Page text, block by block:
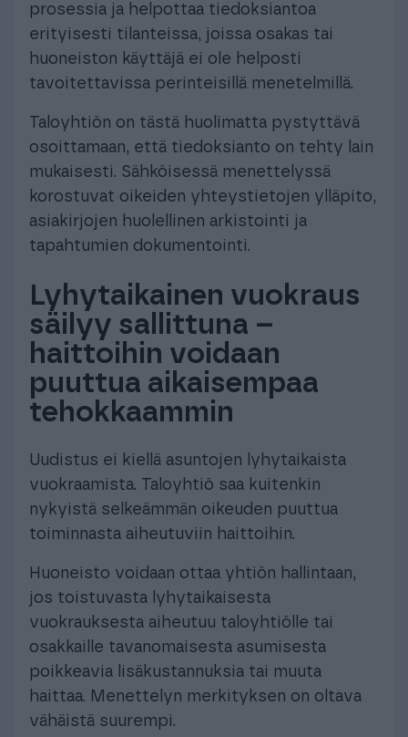
prosessia ja helpottaa tiedoksiantoa
erityisesti tilanteissa, joissa osakas tai
huoneiston käyttäjä ei ole helposti
tavoitettavissa perinteisillä menetelmillä.
Taloyhtiön on tästä huolimatta pystyttävä
osoittamaan, että tiedoksianto on tehty lain
mukaisesti. Sähköisessä menettelyssä
korostuvat oikeiden yhteystietojen ylläpito,
asiakirjojen huolellinen arkistointi ja
tapahtumien dokumentointi.
Lyhytaikainen vuokraus
säilyy sallittuna –
haittoihin voidaan
puuttua aikaisempaa
tehokkaammin
Uudistus ei kiellä asuntojen lyhytaikaista
vuokraamista. Taloyhtiö saa kuitenkin
nykyistä selkeämmän oikeuden puuttua
toiminnasta aiheutuviin haittoihin.
Huoneisto voidaan ottaa yhtiön hallintaan,
jos toistuvasta lyhytaikaisesta
vuokrauksesta aiheutuu taloyhtiölle tai
osakkaille tavanomaisesta asumisesta
poikkeavia lisäkustannuksia tai muuta
haittaa. Menettelyn merkityksen on oltava
vähäistä suurempi.